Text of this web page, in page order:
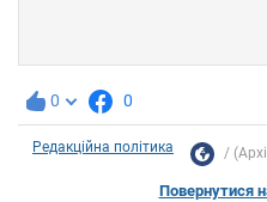
0 0
Редакційна політика
Повернутися